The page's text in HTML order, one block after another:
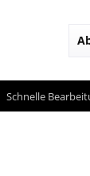
Schnelle